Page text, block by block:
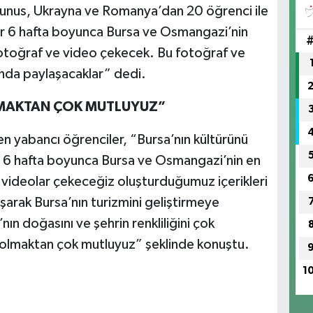
Ukrayna ve Romanya’dan 20 öğrenci ile
hafta boyunca Bursa ve Osmangazi’nin
ve video çekecek. Bu fotoğraf ve
paylaşacaklar” dedi.
ÇOK MUTLUYUZ”
yabancı öğrenciler, “Bursa’nın kültürünü
hafta boyunca Bursa ve Osmangazi’nin en
çekeceğiz oluşturduğumuz içerikleri
Bursa’nın turizmini geliştirmeye
doğasını ve şehrin renkliliğini çok
çok mutluyuz” şeklinde konuştu.
#
1
2
6
9